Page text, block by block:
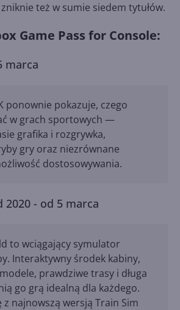
też w sumie siedem tytułów.
Game Pass for Console:
marca
ponownie pokazuje, czego
w grach sportowych —
grafika i rozgrywka,
gry oraz niezrównane
dostosowywania.
2020 - od 5 marca
to wciągający symulator
Interaktywny środek kabiny,
prawdziwe trasy i długa
go grą idealną dla każdego.
z najnowszą wersją Train Sim